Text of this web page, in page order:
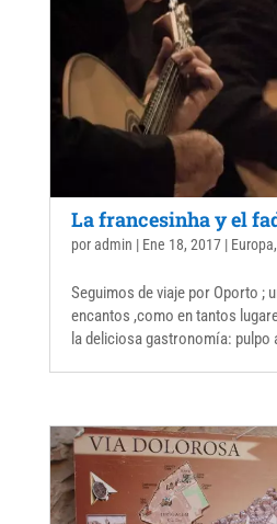
La francesinha y el
poradmin | Ene 18, 2017| Europa,
Seguimos de viaje por Oporto ;
encantos ,como en tantos
la deliciosa gastronomía: pulpo